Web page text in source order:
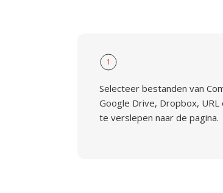
1
Selecteer bestanden van
Google Drive, Dropbox,
te verslepen naar de pagina.